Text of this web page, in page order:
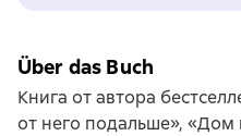
Über das Buch
Книга от автора
от него подальше», «Дом